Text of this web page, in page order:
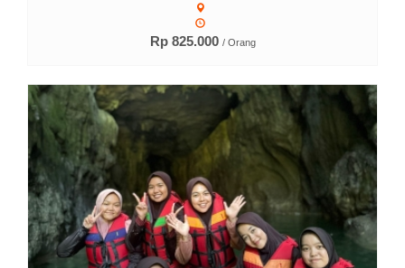
Rp 825.000 / Orang
Lihat Detail